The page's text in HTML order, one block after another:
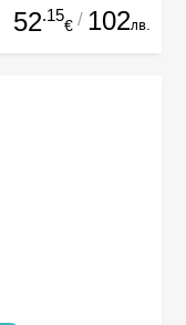
52.15
€ / 102лв.